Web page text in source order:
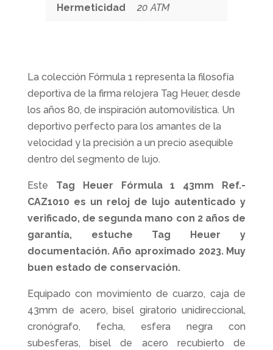
Hermeticidad 20 ATM
La colección Fórmula 1 representa la filosofía
deportiva de la firma relojera Tag Heuer, desde
los años 80, de inspiración automovilística. Un
deportivo perfecto para los amantes de la
velocidad y la precisión a un precio asequible
dentro del segmento de lujo.
Este Tag Heuer Fórmula 1 43mm Ref.-
CAZ1010 es un reloj de lujo autenticado y
verificado, de segunda mano con 2 años de
garantía, estuche Tag Heuer y
documentación. Año aproximado 2023. Muy
buen estado de conservación.
Equipado con movimiento de cuarzo, caja de
43mm de acero, bisel giratorio unidireccional,
cronógrafo, fecha, esfera negra con
subesferas, bisel de acero recubierto de